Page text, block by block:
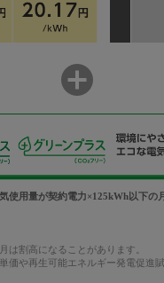
使用量が契約電力×125kWh以下の
は割高になることがあります。
価や再生可能エネルギー発電促進賦